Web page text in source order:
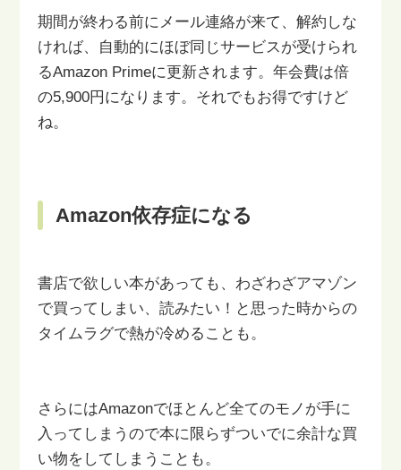
期間が終わる前にメール連絡が来て、解約しな
ければ、自動的にほぼ同じサービスが受けられ
るAmazon Primeに更新されます。年会費は倍
の5,900円になります。それでもお得ですけど
ね。
Amazon依存症になる
書店で欲しい本があっても、わざわざアマゾン
で買ってしまい、読みたい！と思った時からの
タイムラグで熱が冷めることも。
さらにはAmazonでほとんど全てのモノが手に
入ってしまうので本に限らずついでに余計な買
い物をしてしまうことも。